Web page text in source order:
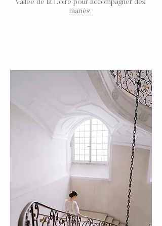
Vallée de la Loire pour accompagner des
mariés.